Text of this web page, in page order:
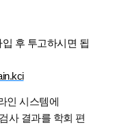
후 투고하시면 됩
인 시스템에
사 결과를 학회 편